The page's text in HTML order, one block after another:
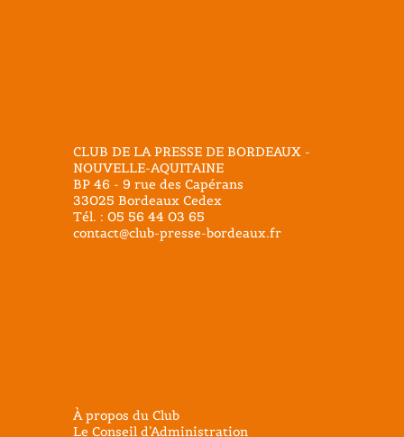
CLUB DE LA PRESSE DE BORDEAUX -
NOUVELLE-AQUITAINE
BP 46 - 9 rue des Capérans
33025 Bordeaux Cedex
Tél. : 05 56 44 03 65
contact@club-presse-bordeaux.fr
À propos du Club
Le Conseil d’Administration